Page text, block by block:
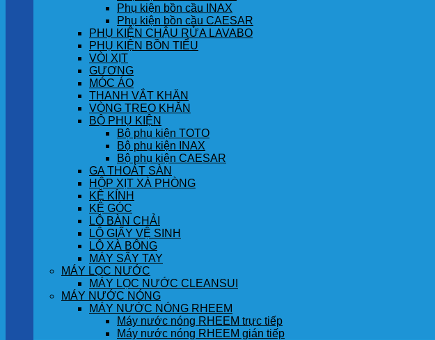
Phụ kiện bồn cầu INAX
Phụ kiện bồn cầu CAESAR
PHỤ KIỆN CHẬU RỬA LAVABO
PHỤ KIỆN BỒN TIỂU
VÒI XỊT
GƯƠNG
MÓC ÁO
THANH VẮT KHĂN
VÒNG TREO KHĂN
BỘ PHỤ KIỆN
Bộ phụ kiện TOTO
Bộ phụ kiện INAX
Bộ phụ kiện CAESAR
GA THOÁT SÀN
HỘP XỊT XÀ PHÒNG
KỆ KÍNH
KỆ GÓC
LÔ BÀN CHẢI
LÔ GIẤY VỆ SINH
LÔ XÀ BÔNG
MÁY SẤY TAY
MÁY LỌC NƯỚC
MÁY LỌC NƯỚC CLEANSUI
MÁY NƯỚC NÓNG
MÁY NƯỚC NÓNG RHEEM
Máy nước nóng RHEEM trực tiếp
Máy nước nóng RHEEM gián tiếp